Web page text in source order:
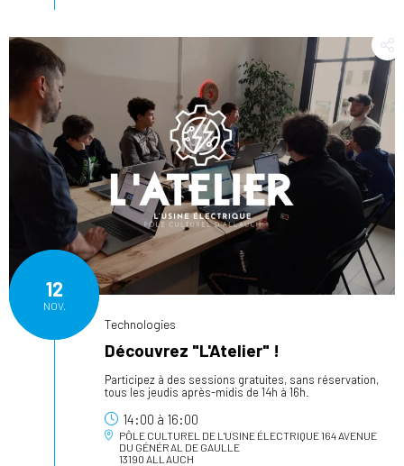
12
NOV.
Technologies
Découvrez "L'Atelier" !
Participez à des sessions gratuites, sans réservation,
tous les jeudis après-midis de 14h à 16h.
14:00 à 16:00
PÔLE CULTUREL DE L'USINE ÉLECTRIQUE164 AVENUE
DU GÉNÉRAL DE GAULLE
13190 ALLAUCH